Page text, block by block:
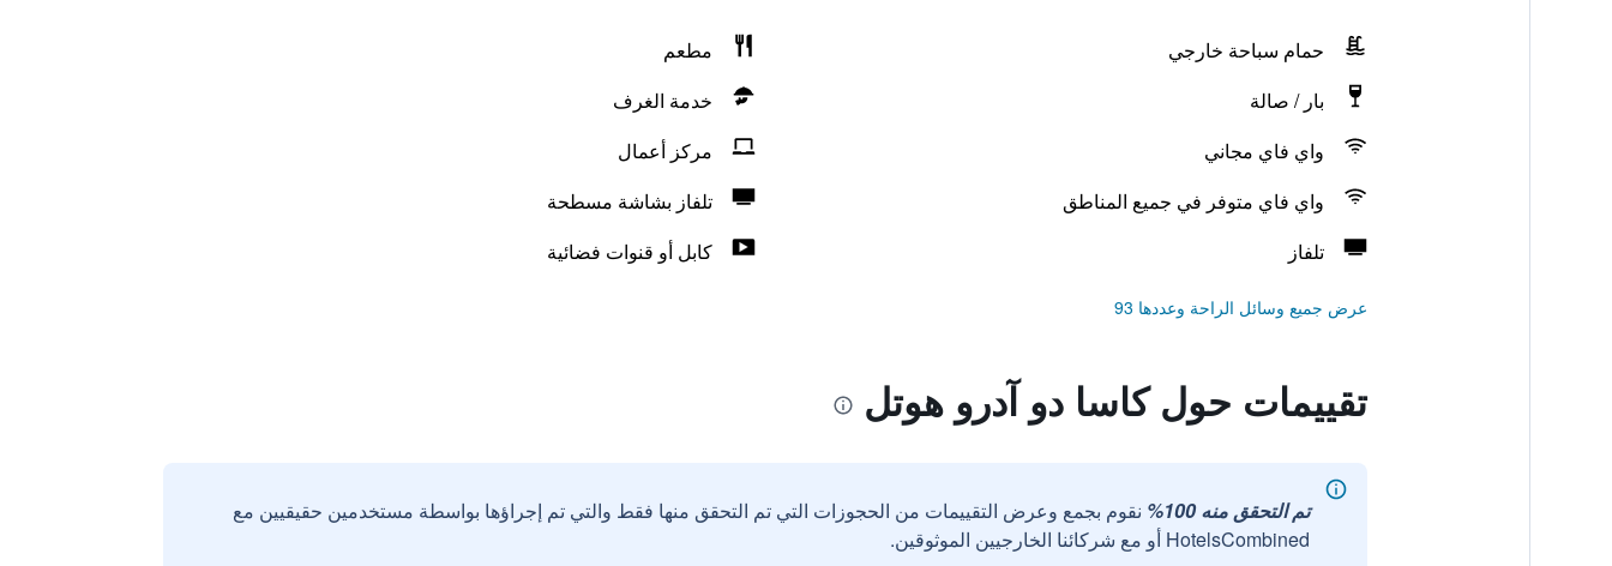
حمام سباحة خارجي
مطعم
بار / صالة
خدمة الغرف
واي فاي مجاني
مركز أعمال
واي فاي متوفر في جميع المناطق
تلفاز بشاشة مسطحة
تلفاز
كابل أو قنوات فضائية
عرض جميع وسائل الراحة وعددها 93
تقييمات حول كاسا دو آدرو هوتل
تم التحقق منه 100%
نقوم بجمع وعرض التقييمات من الحجوزات التي تم التحقق منها فقط والتي تم إجراؤها بواسطة مستخدمين حقيقيين مع
HotelsCombined أو مع شركائنا الخارجيين الموثوقين.